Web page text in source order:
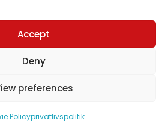
Accept
Deny
preferences
Policyprivatlivspolitik
af hjemmeside.gl